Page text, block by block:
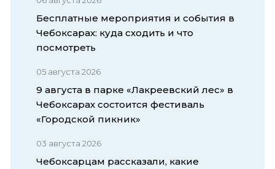
Бесплатные мероприятия и события в
Чебоксарах: куда сходить и что
посмотреть
05 августа 2026
9 августа в парке «Лакреевский лес» в
Чебоксарах состоится фестиваль
«Городской пикник»
03 августа 2026
Чебоксарцам рассказали, какие